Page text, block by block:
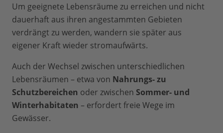
Um geeignete Lebensräume zu erreichen und nicht
dauerhaft aus ihren angestammten Gebieten
verdrängt zu werden, wandern sie später aus
eigener Kraft wieder stromaufwärts.
Auch der Wechsel zwischen unterschiedlichen
Lebensräumen – etwa von Nahrungs- zu
Schutzbereichen oder zwischen Sommer- und
Winterhabitaten – erfordert freie Wege im
Gewässer.